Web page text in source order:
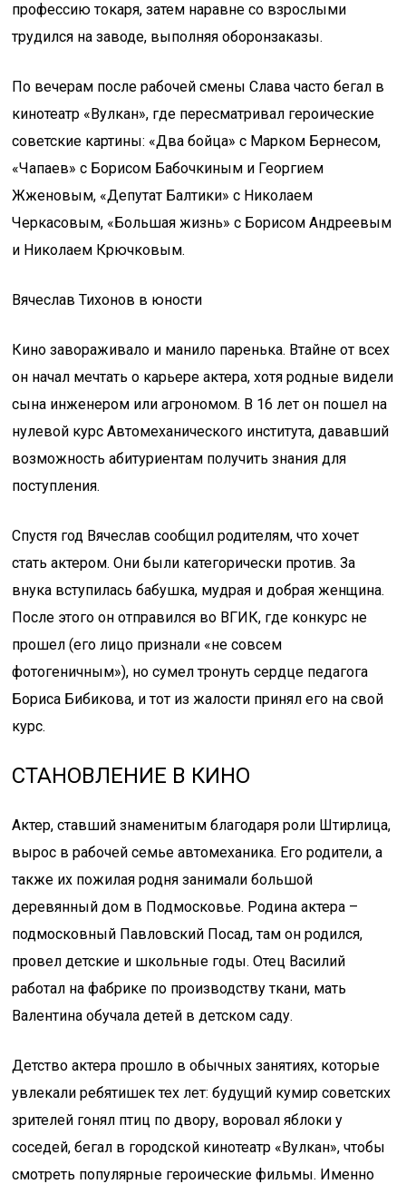
профессию токаря, затем наравне со взрослыми
трудился на заводе, выполняя оборонзаказы.
По вечерам после рабочей смены Слава часто бегал в
кинотеатр «Вулкан», где пересматривал героические
советские картины: «Два бойца» с Марком Бернесом,
«Чапаев» с Борисом Бабочкиным и Георгием
Жженовым, «Депутат Балтики» с Николаем
Черкасовым, «Большая жизнь» с Борисом Андреевым
и Николаем Крючковым.
Вячеслав Тихонов в юности
Кино завораживало и манило паренька. Втайне от всех
он начал мечтать о карьере актера, хотя родные видели
сына инженером или агрономом. В 16 лет он пошел на
нулевой курс Автомеханического института, дававший
возможность абитуриентам получить знания для
поступления.
Спустя год Вячеслав сообщил родителям, что хочет
стать актером. Они были категорически против. За
внука вступилась бабушка, мудрая и добрая женщина.
После этого он отправился во ВГИК, где конкурс не
прошел (его лицо признали «не совсем
фотогеничным»), но сумел тронуть сердце педагога
Бориса Бибикова, и тот из жалости принял его на свой
курс.
СТАНОВЛЕНИЕ В КИНО
Актер, ставший знаменитым благодаря роли Штирлица,
вырос в рабочей семье автомеханика. Его родители, а
также их пожилая родня занимали большой
деревянный дом в Подмосковье. Родина актера –
подмосковный Павловский Посад, там он родился,
провел детские и школьные годы. Отец Василий
работал на фабрике по производству ткани, мать
Валентина обучала детей в детском саду.
Детство актера прошло в обычных занятиях, которые
увлекали ребятишек тех лет: будущий кумир советских
зрителей гонял птиц по двору, воровал яблоки у
соседей, бегал в городской кинотеатр «Вулкан», чтобы
смотреть популярные героические фильмы. Именно